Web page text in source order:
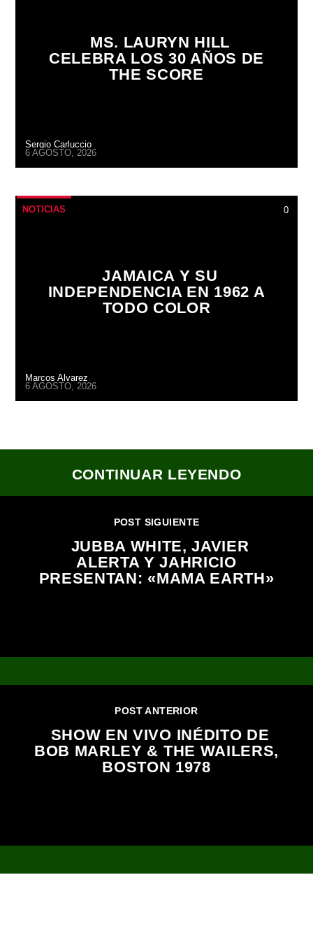
MS. LAURYN HILL
CELEBRA LOS 30 AÑOS DE
THE SCORE
Sergio Carluccio
6 AGOSTO, 2026
NOTICIAS 0
JAMAICA Y SU
INDEPENDENCIA EN 1962 A
TODO COLOR
Marcos Alvarez
6 AGOSTO, 2026
CONTINUAR LEYENDO
POST SIGUIENTE
JUBBA WHITE, JAVIER
ALERTA Y JAHRICIO
PRESENTAN: «MAMA EARTH»
POST ANTERIOR
SHOW EN VIVO INÉDITO DE
BOB MARLEY & THE WAILERS,
BOSTON 1978